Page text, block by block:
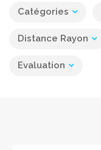
Catégories
Distance Rayon
Evaluation